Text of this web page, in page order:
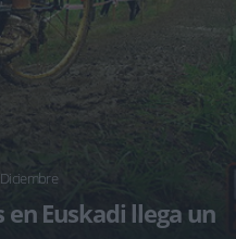
Euskadi llega un